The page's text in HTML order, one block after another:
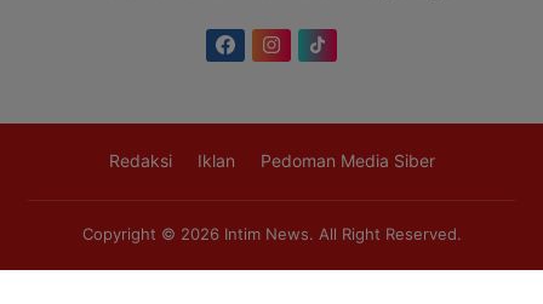
Redaksi Iklan Pedoman Media Siber
Copyright © 2026 Intim News. All Right Reserved.